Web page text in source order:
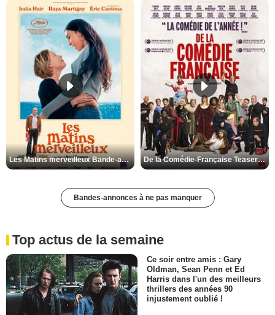
Les Matins merveilleux Bande-annonce VF De la Comédie-Française Teaser VF
Bandes-annonces à ne pas manquer
Top actus de la semaine
Ce soir entre amis : Gary
Oldman, Sean Penn et Ed
Harris dans l'un des meilleurs
thrillers des années 90
injustement oublié !